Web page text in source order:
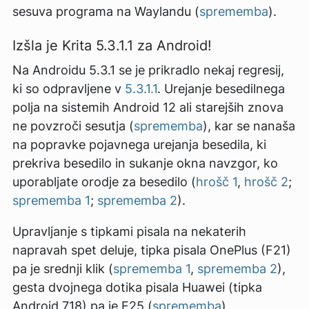
sesuva programa na Waylandu (sprememba).
Izšla je Krita 5.3.1.1 za Android!
Na Androidu 5.3.1 se je prikradlo nekaj regresij,
ki so odpravljene v 5.3.1.1. Urejanje besedilnega
polja na sistemih Android 12 ali starejših znova
ne povzroči sesutja (sprememba), kar se nanaša
na popravke pojavnega urejanja besedila, ki
prekriva besedilo in sukanje okna navzgor, ko
uporabljate orodje za besedilo (hrošč 1, hrošč 2;
sprememba 1; sprememba 2).
Upravljanje s tipkami pisala na nekaterih
napravah spet deluje, tipka pisala OnePlus (F21)
pa je srednji klik (sprememba 1, sprememba 2),
gesta dvojnega dotika pisala Huawei (tipka
Android 718) pa je F25 (sprememba).